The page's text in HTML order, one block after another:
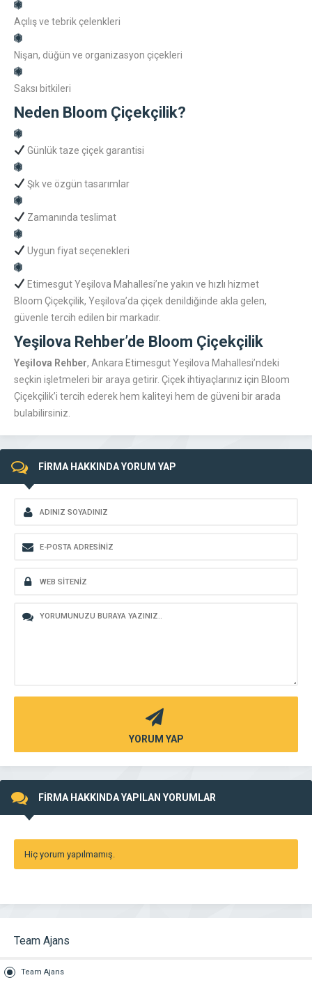
Açılış ve tebrik çelenkleri
Nişan, düğün ve organizasyon çiçekleri
Saksı bitkileri
Neden Bloom Çiçekçilik?
Günlük taze çiçek garantisi
Şık ve özgün tasarımlar
Zamanında teslimat
Uygun fiyat seçenekleri
Etimesgut Yeşilova Mahallesi’ne yakın ve hızlı hizmet
Bloom Çiçekçilik, Yeşilova’da çiçek denildiğinde akla gelen,
güvenle tercih edilen bir markadır.
Yeşilova Rehber’de Bloom Çiçekçilik
Yeşilova Rehber, Ankara Etimesgut Yeşilova Mahallesi’ndeki
seçkin işletmeleri bir araya getirir. Çiçek ihtiyaçlarınız için Bloom
Çiçekçilik’i tercih ederek hem kaliteyi hem de güveni bir arada
bulabilirsiniz.
FİRMA HAKKINDA YORUM YAP
YORUM YAP
FİRMA HAKKINDA YAPILAN YORUMLAR
Hiç yorum yapılmamış.
Team Ajans
Team Ajans